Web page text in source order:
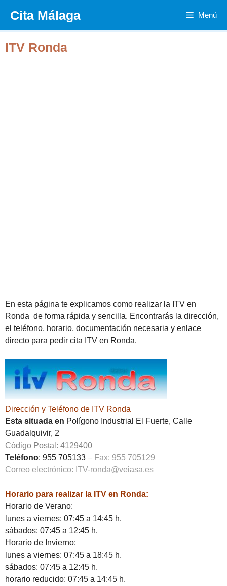
contenido
Cita Málaga Menú
ITV Ronda
En esta página te explicamos como realizar la ITV en
Ronda de forma rápida y sencilla. Encontrarás la dirección,
el teléfono, horario, documentación necesaria y enlace
directo para pedir cita ITV en Ronda.
Dirección y Teléfono de ITV Ronda
Esta situada en Polígono Industrial El Fuerte, Calle
Guadalquivir, 2
Código Postal: 4129400
Teléfono: 955 705133 – Fax: 955 705129
Correo electrónico: ITV-ronda@veiasa.es
Horario para realizar la ITV en Ronda:
Horario de Verano:
lunes a viernes: 07:45 a 14:45 h.
sábados: 07:45 a 12:45 h.
Horario de Invierno:
lunes a viernes: 07:45 a 18:45 h.
sábados: 07:45 a 12:45 h.
horario reducido: 07:45 a 14:45 h.